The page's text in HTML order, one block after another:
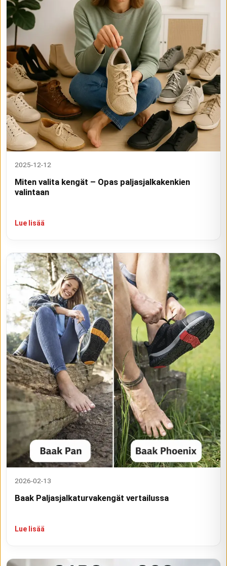
2025-12-12
Miten valita kengät – Opas paljasjalkakenkien
valintaan
Lue lisää
2026-02-13
Baak Paljasjalkaturvakengät vertailussa
Lue lisää